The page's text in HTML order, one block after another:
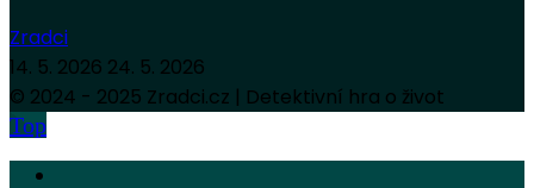
Zradci
14. 5. 2026 24. 5. 2026
© 2024 - 2025 Zradci.cz | Detektivní hra o život
Top